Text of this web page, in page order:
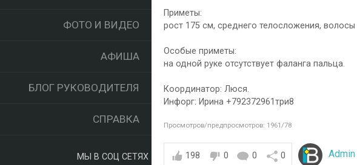
ФОТО И ВИДЕО
АФИША
БЛОГ РУКОВОДИТЕЛЯ
СПРАВКА
МЫ В СОЦ СЕТЯХ
Приметы:
рост 175 см, среднего телосложения,
Особые приметы:
на одной руке отсутствует фаланга пальца.
Координатор: Люся.
Инфорг: Ирина +792372961три8
Просмотров/предпросмотров: 1961/78
198 0 0 0 Admin